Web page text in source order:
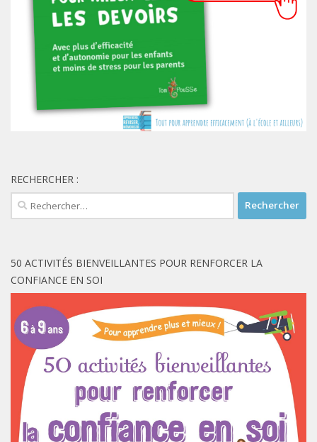
RECHERCHER :
Rechercher :
50 ACTIVITÉS BIENVEILLANTES POUR RENFORCER LA
CONFIANCE EN SOI